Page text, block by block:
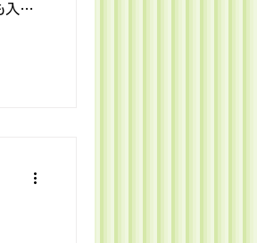
入